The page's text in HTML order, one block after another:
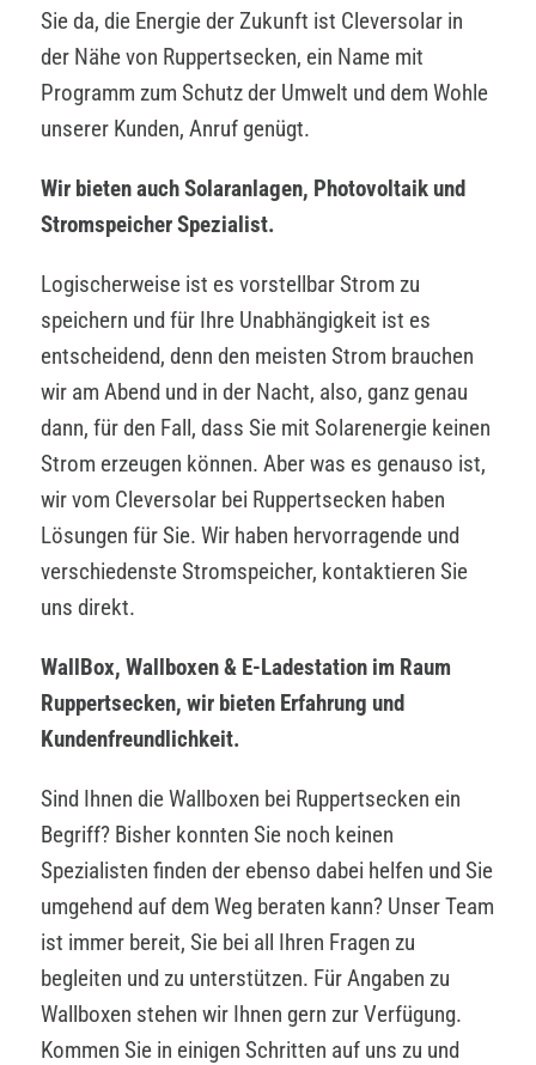
Sie da, die Energie der Zukunft ist Cleversolar in
der Nähe von Ruppertsecken, ein Name mit
Programm zum Schutz der Umwelt und dem Wohle
unserer Kunden, Anruf genügt.
Wir bieten auch Solaranlagen, Photovoltaik und
Stromspeicher Spezialist.
Logischerweise ist es vorstellbar Strom zu
speichern und für Ihre Unabhängigkeit ist es
entscheidend, denn den meisten Strom brauchen
wir am Abend und in der Nacht, also, ganz genau
dann, für den Fall, dass Sie mit Solarenergie keinen
Strom erzeugen können. Aber was es genauso ist,
wir vom Cleversolar bei Ruppertsecken haben
Lösungen für Sie. Wir haben hervorragende und
verschiedenste Stromspeicher, kontaktieren Sie
uns direkt.
WallBox, Wallboxen & E-Ladestation im Raum
Ruppertsecken, wir bieten Erfahrung und
Kundenfreundlichkeit.
Sind Ihnen die Wallboxen bei Ruppertsecken ein
Begriff? Bisher konnten Sie noch keinen
Spezialisten finden der ebenso dabei helfen und Sie
umgehend auf dem Weg beraten kann? Unser Team
ist immer bereit, Sie bei all Ihren Fragen zu
begleiten und zu unterstützen. Für Angaben zu
Wallboxen stehen wir Ihnen gern zur Verfügung.
Kommen Sie in einigen Schritten auf uns zu und